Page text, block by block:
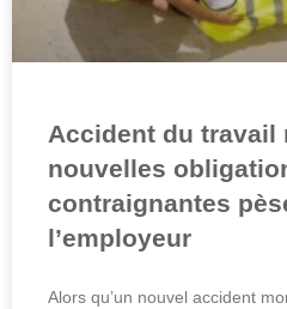
Accident du travail
nouvelles
contraignantes
l’employeur
Alors qu’un nouvel accident